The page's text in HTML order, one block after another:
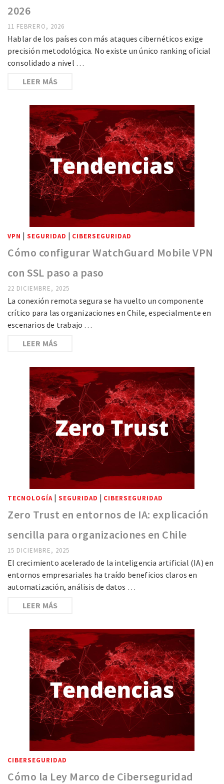
2026
11 FEBRERO, 2026
Hablar de los países con más ataques cibernéticos exige
precisión metodológica. No existe un único ranking oficial
consolidado a nivel …
LEER MÁS
VPN | SEGURIDAD | CIBERSEGURIDAD
Cómo configurar WatchGuard Mobile VPN
con SSL paso a paso
22 DICIEMBRE, 2025
La conexión remota segura se ha vuelto un componente
crítico para las organizaciones en Chile, especialmente en
escenarios de trabajo …
LEER MÁS
TECNOLOGÍA | SEGURIDAD | CIBERSEGURIDAD
Zero Trust en entornos de IA: explicación
sencilla para organizaciones en Chile
15 DICIEMBRE, 2025
El crecimiento acelerado de la inteligencia artificial (IA) en
entornos empresariales ha traído beneficios claros en
automatización, análisis de datos …
LEER MÁS
CIBERSEGURIDAD
Cómo la Ley Marco de Ciberseguridad